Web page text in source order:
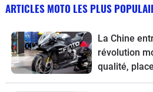
ARTICLES MOTO LES PLUS
La Chine
révolution
qualité,